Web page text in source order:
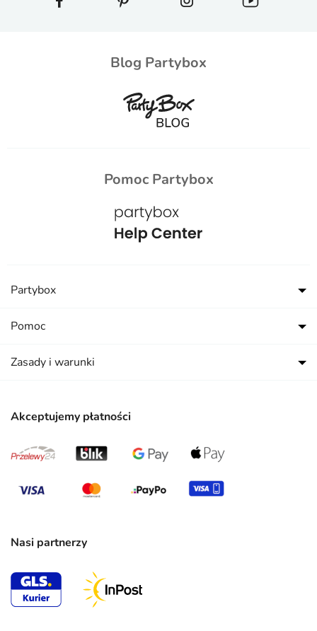
Blog Partybox
Pomoc Partybox
Akceptujemy płatności
Nasi partnerzy
Partybox
Pomoc
Zasady i warunki